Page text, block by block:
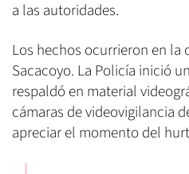
a las autoridades.
Los hechos ocurrieron en la
Sacacoyo. La Policía inició
respaldó en material
cámaras de videovigilancia
apreciar el momento del